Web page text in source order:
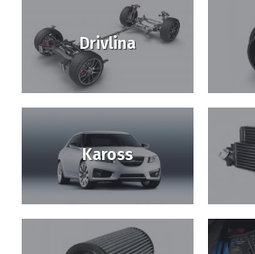
Drivlina
Kaross